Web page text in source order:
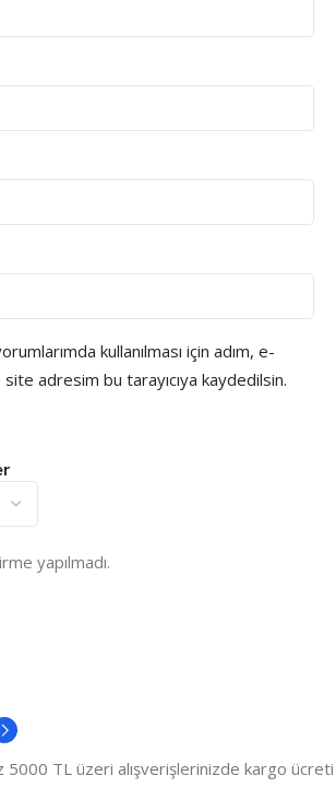
yapılmadı.
kullanılması için adım, e-
adresim bu tarayıcıya kaydedilsin.
5000 TL üzeri alışverişlerinizde kargo ücreti